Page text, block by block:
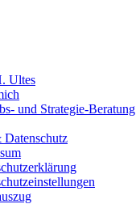
Ultes
und Strategie-Beratung
Datenschutz